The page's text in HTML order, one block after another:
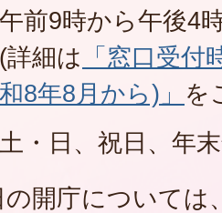
午前9時から午後4
(詳細は 「窓口受
和8年8月から)」 を
土・日、祝日、年
の開庁については